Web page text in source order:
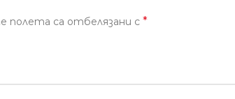
полета са отбелязани с *